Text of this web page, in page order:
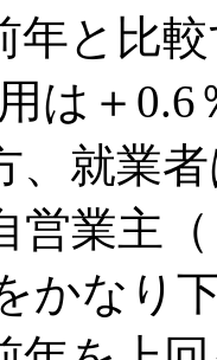
と比較
は＋
、就業
営業主
かなり